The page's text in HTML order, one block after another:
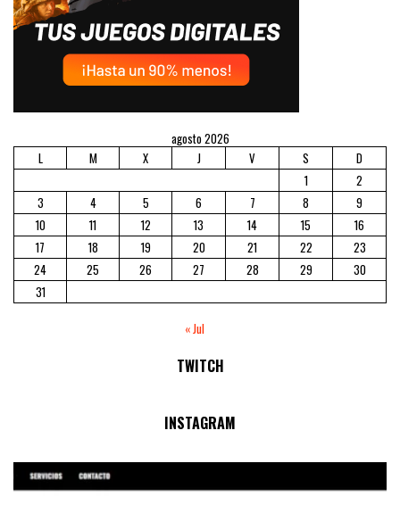
agosto 2026
L
M X J V S
D
1
2
3
4 5 6 7 8
9
10
11 12 13 14 15
16
17
18 19 20 21 22
23
24
25 26 27 28 29
30
31
« Jul
TWITCH
No Streams Online!
INSTAGRAM